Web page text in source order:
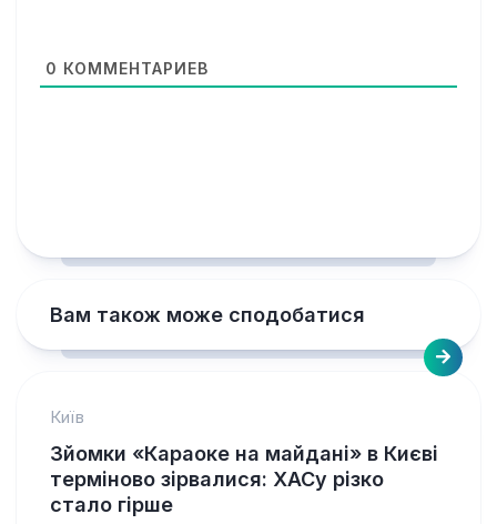
0 КОММЕНТАРИЕВ
Вам також може сподобатися
Київ
Зйомки «Караоке на майдані» в Києві
терміново зірвалися: ХАСу різко
стало гірше